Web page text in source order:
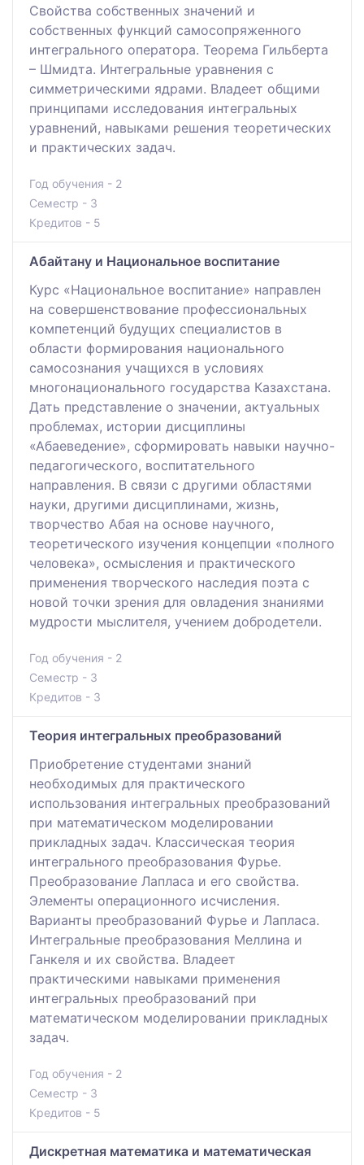
Свойства собственных значений и
собственных функций самосопряженного
интегрального оператора. Теорема Гильберта
– Шмидта. Интегральные уравнения с
симметрическими ядрами. Владеет общими
принципами исследования интегральных
уравнений, навыками решения теоретических
и практических задач.
Год обучения - 2
Семестр - 3
Кредитов - 5
Абайтану и Национальное воспитание
Курс «Национальное воспитание» направлен
на совершенствование профессиональных
компетенций будущих специалистов в
области формирования национального
самосознания учащихся в условиях
многонационального государства Казахстана.
Дать представление о значении, актуальных
проблемах, истории дисциплины
«Абаеведение», сформировать навыки научно-
педагогического, воспитательного
направления. В связи с другими областями
науки, другими дисциплинами, жизнь,
творчество Абая на основе научного,
теоретического изучения концепции «полного
человека», осмысления и практического
применения творческого наследия поэта с
новой точки зрения для овладения знаниями
мудрости мыслителя, учением добродетели.
Год обучения - 2
Семестр - 3
Кредитов - 3
Теория интегральных преобразований
Приобретение студентами знаний
необходимых для практического
использования интегральных преобразований
при математическом моделировании
прикладных задач. Классическая теория
интегрального преобразования Фурье.
Преобразование Лапласа и его свойства.
Элементы операционного исчисления.
Варианты преобразований Фурье и Лапласа.
Интегральные преобразования Меллина и
Ганкеля и их свойства. Владеет
практическими навыками применения
интегральных преобразований при
математическом моделировании прикладных
задач.
Год обучения - 2
Семестр - 3
Кредитов - 5
Дискретная математика и математическая